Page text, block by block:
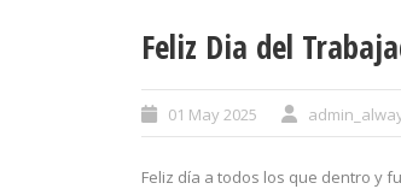
Feliz Dia del
01 May 2025
Feliz día a todos los que dentro y